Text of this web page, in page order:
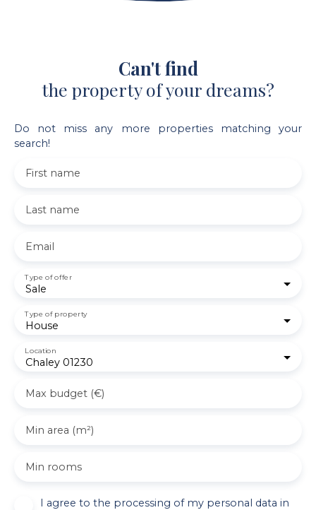
Can't find
the property of your dreams?
Do not miss any more properties matching your
search!
First name
Last name
Email
Sale
Type of offer
House
Type of property
Chaley 01230
Location
Max budget (€)
Min area (m²)
Min rooms
I agree to the processing of my personal data in